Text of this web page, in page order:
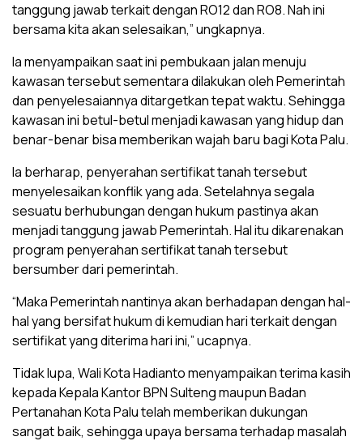
tanggung jawab terkait dengan RO12 dan RO8. Nah ini
bersama kita akan selesaikan,” ungkapnya.
Ia menyampaikan saat ini pembukaan jalan menuju
kawasan tersebut sementara dilakukan oleh Pemerintah
dan penyelesaiannya ditargetkan tepat waktu. Sehingga
kawasan ini betul-betul menjadi kawasan yang hidup dan
benar-benar bisa memberikan wajah baru bagi Kota Palu.
Ia berharap, penyerahan sertifikat tanah tersebut
menyelesaikan konflik yang ada. Setelahnya segala
sesuatu berhubungan dengan hukum pastinya akan
menjadi tanggung jawab Pemerintah. Hal itu dikarenakan
program penyerahan sertifikat tanah tersebut
bersumber dari pemerintah.
“Maka Pemerintah nantinya akan berhadapan dengan hal-
hal yang bersifat hukum di kemudian hari terkait dengan
sertifikat yang diterima hari ini,” ucapnya.
Tidak lupa, Wali Kota Hadianto menyampaikan terima kasih
kepada Kepala Kantor BPN Sulteng maupun Badan
Pertanahan Kota Palu telah memberikan dukungan
sangat baik, sehingga upaya bersama terhadap masalah